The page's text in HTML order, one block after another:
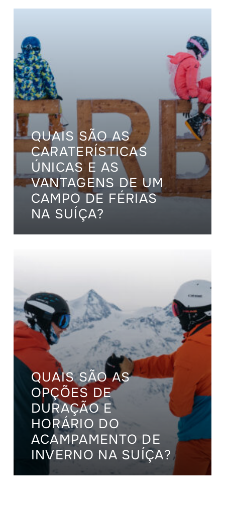
QUAIS SÃO AS
CARATERÍSTICAS
ÚNICAS E AS
VANTAGENS DE UM
CAMPO DE FÉRIAS
NA SUÍÇA?
QUAIS SÃO AS
OPÇÕES DE
DURAÇÃO E
HORÁRIO DO
ACAMPAMENTO DE
INVERNO NA SUÍÇA?